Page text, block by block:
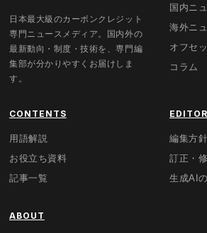
日本最大級のカーボンクレジット
専門ニュースメディア。国内外の
最新動向・制度・技術を、専門編
集部が分かりやすくお届けしま
す。
国内ニ
海外ニ
オフセ
コラム
CONTENTS
用語解説
お役立ち資料
記事一覧
編集方
訂正・
生成AI
ABOUT